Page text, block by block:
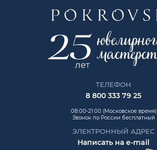
ТЕЛЕФОН
8 800 333 79 25
08:00-21:00 (Московское время)
Звонок по России бесплатный
ЭЛЕКТРОННЫЙ АДРЕС
Написать на e-mail